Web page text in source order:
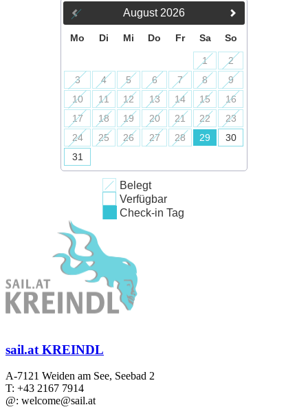
August 2026
Mo Di Mi Do Fr Sa So
1
2
3
4 5 6 7 8
9
10
11 12 13 14 15
16
17
18 19 20 21 22
23
24
25 26 27 28 29
30
31
Belegt
Verfügbar
Check-in Tag
sail.at KREINDL
A-7121 Weiden am See, Seebad 2
T: +43 2167 7914
@: welcome@sail.at